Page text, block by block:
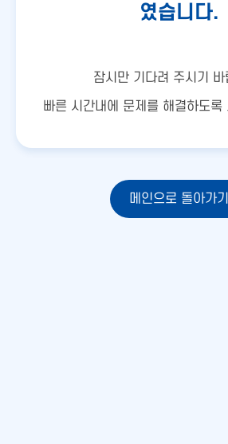
였습니다.
잠시만 기다려 주시기 바
빠른 시간내에 문제를 해결하도록
메인으로 돌아가기